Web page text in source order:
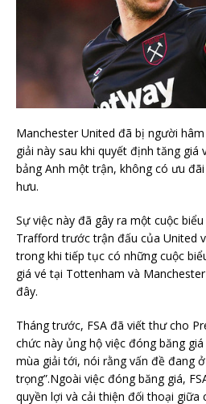
Manchester United đã bị người
giải này sau khi quyết định tăng giá
bảng Anh một trận, không có ưu
hưu.
Sự việc này đã gây ra một cuộc
Trafford trước trận đấu của United
trong khi tiếp tục có những cuộc
giá vé tại Tottenham và
đây.
Tháng trước, FSA đã viết thư cho
chức này ủng hộ việc đóng băng
mùa giải tới, nói rằng vấn đề đang
trọng”.Ngoài việc đóng băng giá,
quyền lợi và cải thiện đối thoại giữa